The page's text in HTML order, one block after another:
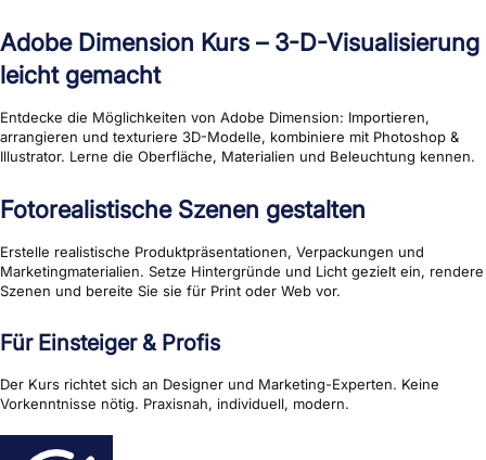
Adobe Dimension Kurs – 3-D-Visualisierung
leicht gemacht
Entdecke die Möglichkeiten von Adobe Dimension: Importieren,
arrangieren und texturiere 3D-Modelle, kombiniere mit Photoshop &
Illustrator. Lerne die Oberfläche, Materialien und Beleuchtung kennen.
Fotorealistische Szenen gestalten
Erstelle realistische Produktpräsentationen, Verpackungen und
Marketingmaterialien. Setze Hintergründe und Licht gezielt ein, rendere
Szenen und bereite Sie sie für Print oder Web vor.
Für Einsteiger & Profis
Der Kurs richtet sich an Designer und Marketing-Experten. Keine
Vorkenntnisse nötig. Praxisnah, individuell, modern.